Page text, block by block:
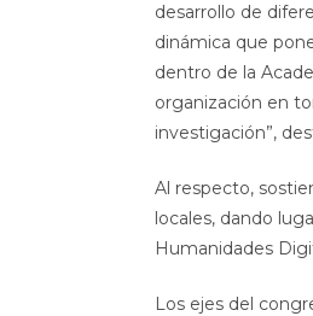
desarrollo de
dinámica que
dentro de la
organización en
investigación”,
Al respecto,
locales, dando
Humanidades
Los ejes del